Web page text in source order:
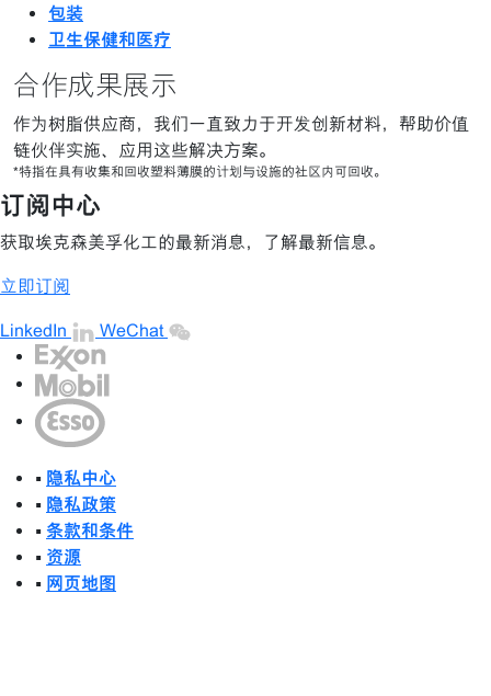
包装
卫生保健和医疗
合作成果展示
作为树脂供应商，我们一直致力于开发创新材料，帮助价值
链伙伴实施、应用这些解决方案。
*特指在具有收集和回收塑料薄膜的计划与设施的社区内可回收。
订阅中心
获取埃克森美孚化工的最新消息，了解最新信息。
立即订阅
LinkedIn WeChat
• 隐私中心
• 隐私政策
• 条款和条件
• 资源
• 网页地图